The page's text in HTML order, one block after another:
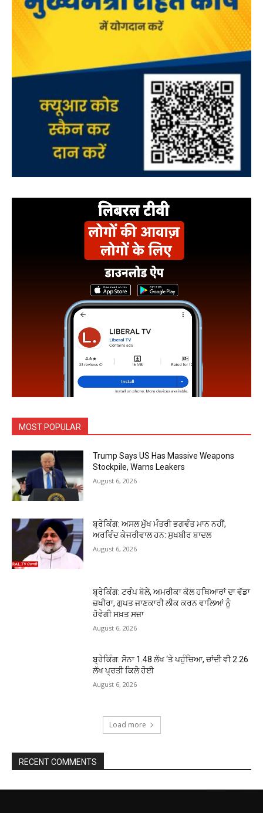
MOST POPULAR
Trump Says US Has Massive Weapons
Stockpile, Warns Leakers
August 6, 2026
ਬ੍ਰੇਕਿੰਗ: ਅਸਲ ਮੁੱਖ ਮੰਤਰੀ ਭਗਵੰਤ ਮਾਨ ਨਹੀਂ,
ਅਰਵਿੰਦ ਕੇਜਰੀਵਾਲ ਹਨ: ਸੁਖਬੀਰ ਬਾਦਲ
August 6, 2026
ਬ੍ਰੇਕਿੰਗ: ਟਰੰਪ ਬੋਲੇ, ਅਮਰੀਕਾ ਕੋਲ ਹਥਿਆਰਾਂ ਦਾ ਵੱਡਾ
ਜ਼ਖੀਰਾ, ਗੁਪਤ ਜਾਣਕਾਰੀ ਲੀਕ ਕਰਨ ਵਾਲਿਆਂ ਨੂੰ
ਹੋਵੇਗੀ ਸਖ਼ਤ ਸਜ਼ਾ
August 6, 2026
ਬ੍ਰੇਕਿੰਗ: ਸੋਨਾ ₹1.48 ਲੱਖ ‘ਤੇ ਪਹੁੰਚਿਆ, ਚਾਂਦੀ ਵੀ ₹2.26
ਲੱਖ ਪ੍ਰਤੀ ਕਿਲੋ ਹੋਈ
August 6, 2026
Load more
RECENT COMMENTS